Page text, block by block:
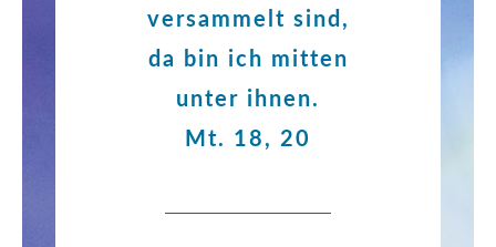
versammelt sind,
da bin ich mitten
unter ihnen.
Mt. 18, 20